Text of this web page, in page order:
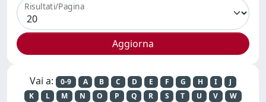
Risultati/Pagina
Vai a: 0-9 A B C D E F G H I
J
K
L M N O P Q R S T U V
W